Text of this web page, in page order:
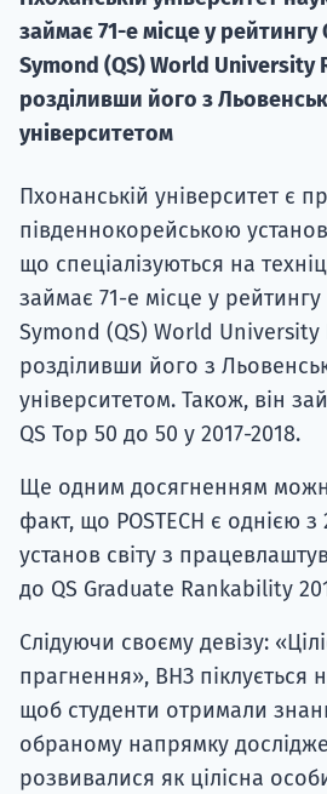
займає 71-е місце у
Symond (QS) World University
розділивши його з
університетом
Пхонанській університет є
південнокорейською
що спеціалізуються на
займає 71-е місце у
Symond (QS) World University
розділивши його з
університетом. Також, він
QS Top 50 до 50 у 2017-2018.
Ще одним досягненням
факт, що POSTECH є однією з
установ світу з
до QS Graduate Rankability
Слідуючи своєму девізу:
прагнення», ВНЗ піклується
щоб студенти отримали
обраному напрямку
розвивалися як цілісна